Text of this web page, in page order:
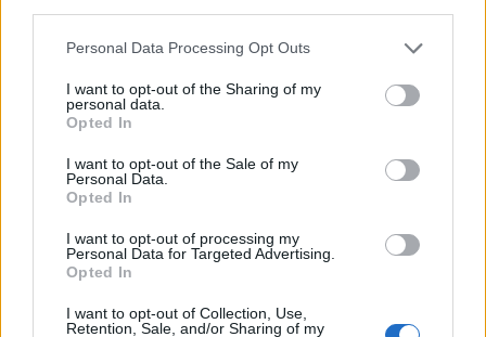
Personal Data Processing Opt Outs
I want to opt-out of the Sharing of my
personal data.
Opted In
I want to opt-out of the Sale of my
Personal Data.
Opted In
I want to opt-out of processing my
Personal Data for Targeted Advertising.
Opted In
I want to opt-out of Collection, Use,
Retention, Sale, and/or Sharing of my
Ranking de Cholo Valderrama TOP Música